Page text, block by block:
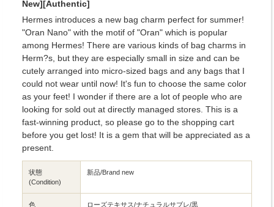
New][Authentic]
Hermes introduces a new bag charm perfect for summer!
"Oran Nano" with the motif of "Oran" which is popular
among Hermes! There are various kinds of bag charms in
Herm?s, but they are especially small in size and can be
cutely arranged into micro-sized bags and any bags that I
could not wear until now! It's fun to choose the same color
as your feet! I wonder if there are a lot of people who are
looking for sold out at directly managed stores. This is a
fast-winning product, so please go to the shopping cart
before you get lost! It is a gem that will be appreciated as a
present.
状態
(Condition)
新品/Brand new
色
ローズテキサス/ナチュラルサブレ/黒